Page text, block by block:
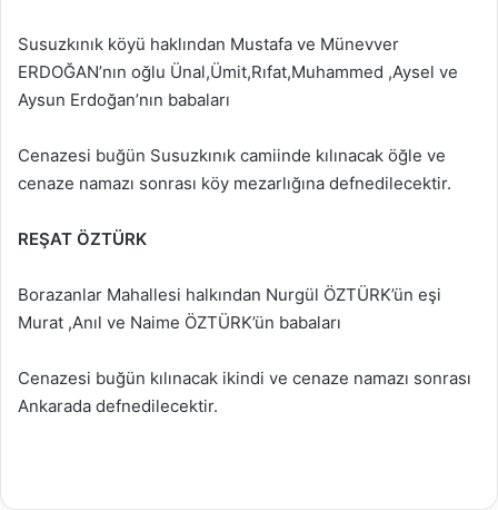
Susuzkınık köyü haklından Mustafa ve Münevver
ERDOĞAN’nın oğlu Ünal,Ümit,Rıfat,Muhammed ,Aysel ve
Aysun Erdoğan’nın babaları
Cenazesi buğün Susuzkınık camiinde kılınacak öğle ve
cenaze namazı sonrası köy mezarlığına defnedilecektir.
REŞAT ÖZTÜRK
Borazanlar Mahallesi halkından Nurgül ÖZTÜRK’ün eşi
Murat ,Anıl ve Naime ÖZTÜRK’ün babaları
Cenazesi buğün kılınacak ikindi ve cenaze namazı sonrası
Ankarada defnedilecektir.